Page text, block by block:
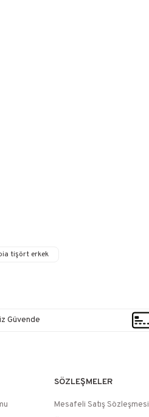
tişört erkek
Güvende
SÖZLEŞMELER
Mesafeli Satış Sözleşmesi